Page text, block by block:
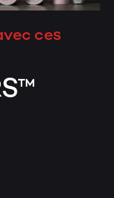
ces